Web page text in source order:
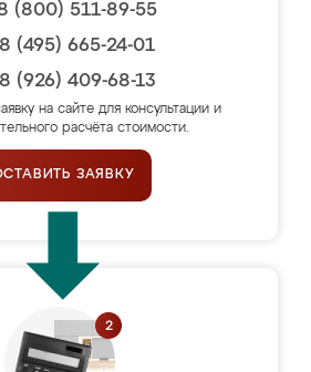
(800) 511-89-55
8 (495) 665-24-01
8 (926) 409-68-13
на сайте для консультации и
расчёта стоимости.
ЗАЯВКУ